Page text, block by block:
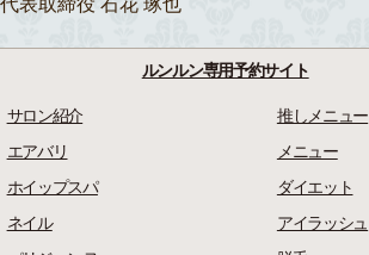
代表取締役 石花 琢也
ルンルン専用予約サイト
サロン紹介
推しメニュー
エアバリ
メニュー
ホイップスパ
ダイエット
ネイル
アイラッシュ